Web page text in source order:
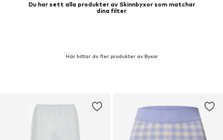
Du har sett alla produkter av Skinnbyxor som matchar
dina filter
Här hittar du fler produkter av Byxor